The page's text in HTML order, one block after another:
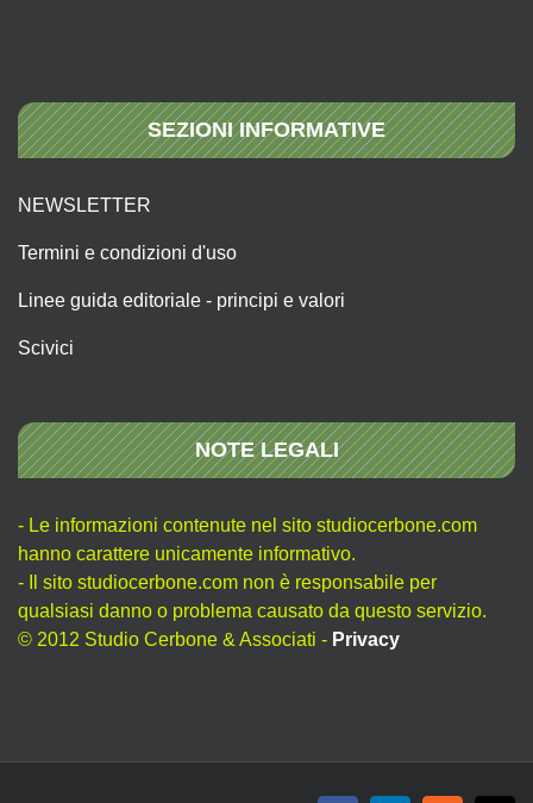
SEZIONI INFORMATIVE
NEWSLETTER
Termini e condizioni d'uso
Linee guida editoriale - principi e valori
Scivici
NOTE LEGALI
- Le informazioni contenute nel sito studiocerbone.com
hanno carattere unicamente informativo.
- Il sito studiocerbone.com non è responsabile per
qualsiasi danno o problema causato da questo servizio.
© 2012 Studio Cerbone & Associati - Privacy